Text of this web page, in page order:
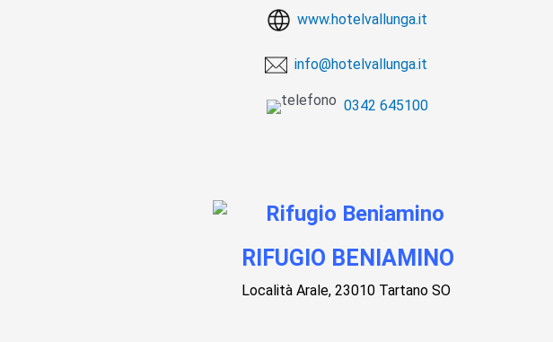
www.hotelvallunga.it
info@hotelvallunga.it
0342 645100
RIFUGIO BENIAMINO
Località Arale, 23010 Tartano SO